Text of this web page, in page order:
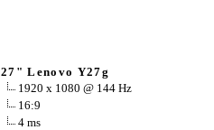
27" Lenovo Y27g
1920 x 1080 @ 144 Hz
16:9
4 ms